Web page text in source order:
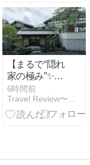
金・時間ガイ
ド｜ちゅらみ
ち
【まるで“隠れ
家の極み”✨】
テレビ紹介で
話題！欅の宿
縁(滋賀県甲賀
間だった件
6時間前